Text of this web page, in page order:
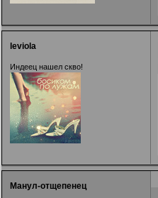
leviola
Индеец нашел скво!
Манул-отщепенец